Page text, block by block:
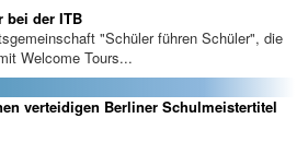
bei der ITB
"Schüler führen Schüler", die
Welcome Tours...
verteidigen Berliner Schulmeistertitel